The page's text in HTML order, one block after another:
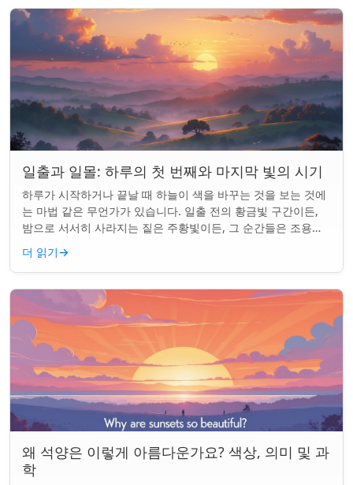
일출과 일몰: 하루의 첫 번째와 마지막 빛의 시기
하루가 시작하거나 끝날 때 하늘이 색을 바꾸는 것을 보는 것에
는 마법 같은 무언가가 있습니다. 일출 전의 황금빛 구간이든,
밤으로 서서히 사라지는 짙은 주황빛이든, 그 순간들은 조용한
경이로움으로 우리의 하루를 시작...
더 읽기→
왜 석양은 이렇게 아름다운가요? 색상, 의미 및 과
학